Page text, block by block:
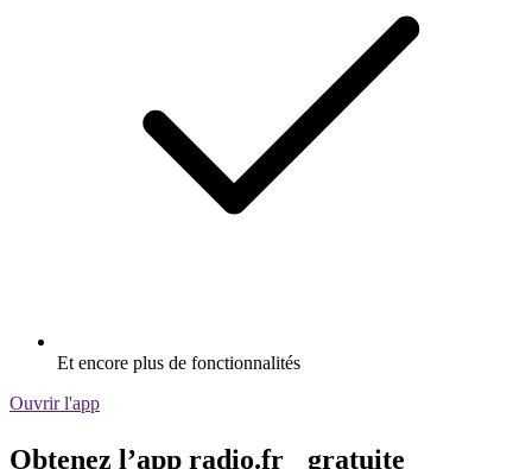
Et encore plus de fonctionnalités
Ouvrir l'app
Obtenez l’app radio.fr gratuite